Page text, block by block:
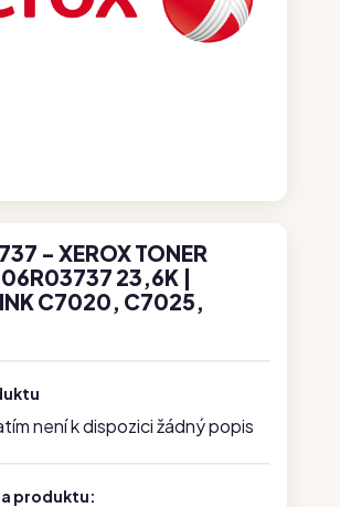
- XEROX TONER
23,6K |
C7020, C7025,
není k dispozici žádný popis
produktu: